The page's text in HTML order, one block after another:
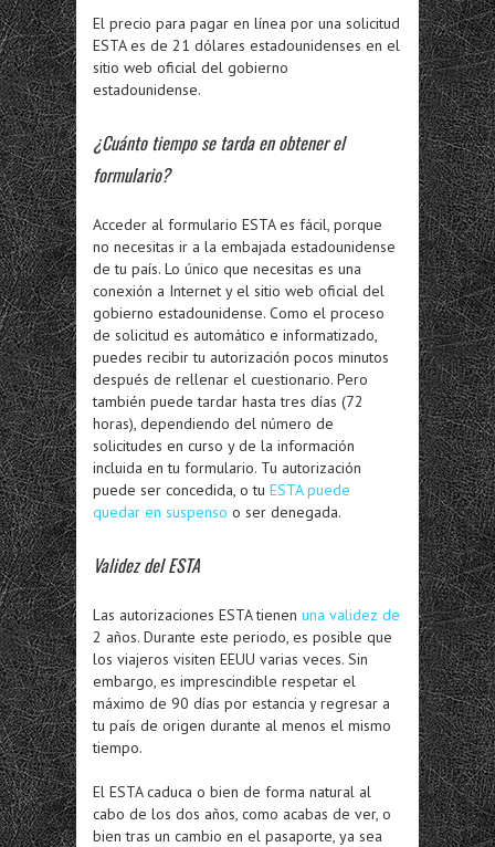
El precio para pagar en línea por una solicitud
ESTA es de 21 dólares estadounidenses en el
sitio web oficial del gobierno
estadounidense.
¿Cuánto tiempo se tarda en obtener el
formulario?
Acceder al formulario ESTA es fácil, porque
no necesitas ir a la embajada estadounidense
de tu país. Lo único que necesitas es una
conexión a Internet y el sitio web oficial del
gobierno estadounidense. Como el proceso
de solicitud es automático e informatizado,
puedes recibir tu autorización pocos minutos
después de rellenar el cuestionario. Pero
también puede tardar hasta tres días (72
horas), dependiendo del número de
solicitudes en curso y de la información
incluida en tu formulario. Tu autorización
puede ser concedida, o tu ESTA puede
quedar en suspenso o ser denegada.
Validez del ESTA
Las autorizaciones ESTA tienen una validez de
2 años. Durante este periodo, es posible que
los viajeros visiten EEUU varias veces. Sin
embargo, es imprescindible respetar el
máximo de 90 días por estancia y regresar a
tu país de origen durante al menos el mismo
tiempo.
El ESTA caduca o bien de forma natural al
cabo de los dos años, como acabas de ver, o
bien tras un cambio en el pasaporte, ya sea